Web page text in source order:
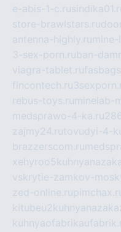
e-abis-1-c.ru
store-brawlstars.ru
antenna-highly.ru
3-sex-porn.ruban-
viagra-tablet.ru
fincontech.ru
rebus-toys.ru minelab-
medsprawo-4-ka.ru
zajmy24.rutovudyi-4-
brazzerscom.ru
vskrytie-zamkov-
zed-online.ru